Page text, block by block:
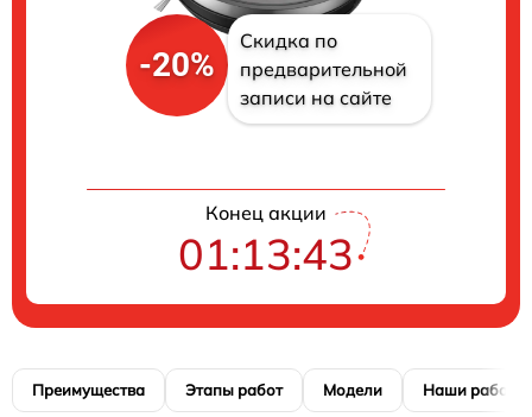
-20%
Скидка по
предварительной
записи на сайте
Конец акции
01:13:42
Преимущества Этапы работ Модели Наши работы